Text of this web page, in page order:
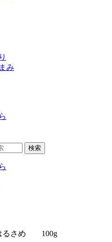
み
検索
るさめ 100g